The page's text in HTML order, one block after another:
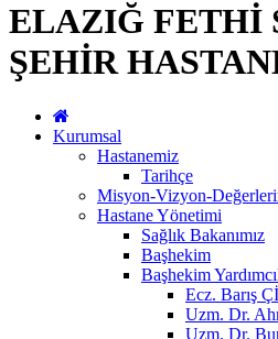
ELAZIĞ FETHİ
ŞEHİR
Kurumsal
Hastanemiz
Tarihçe
Misyon-Vizyon-
Hastane Yönetimi
Sağlık Bakanımız
Başhekim
Başhekim
Ecz. Barış
Uzm. Dr.
Uzm. Dr.